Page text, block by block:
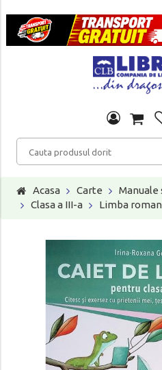
Acasa Carte
Manuale
Clasa a III-a
Limba